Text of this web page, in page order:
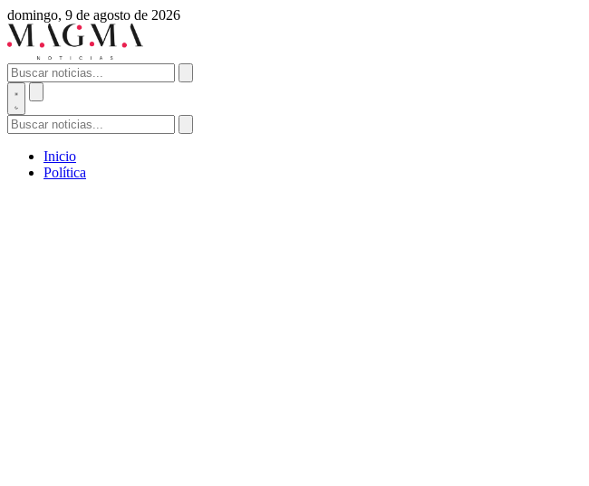
domingo, 9 de agosto de 2026
Inicio
Política